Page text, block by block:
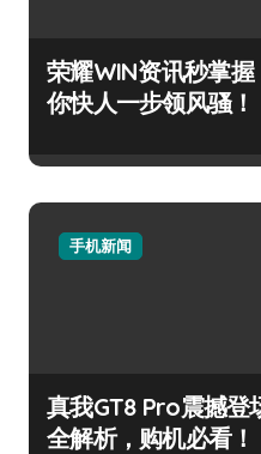
荣耀WIN资讯秒掌
你快人一步领风骚！
手机新闻
真我GT8 Pro震撼登
全解析，购机必看！